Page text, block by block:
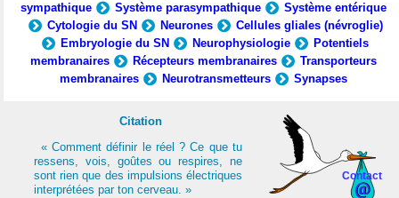
sympathique
Système parasympathique
Système entérique
Cytologie du SN
Neurones
Cellules gliales (névroglie)
Embryologie du SN
Neurophysiologie
Potentiels
membranaires
Récepteurs membranaires
Transporteurs
membranaires
Neurotransmetteurs Synapses
Contact
Citation
« Comment définir le réel ? Ce que tu
ressens, vois, goûtes ou respires, ne
sont rien que des impulsions électriques
interprétées par ton cerveau. »